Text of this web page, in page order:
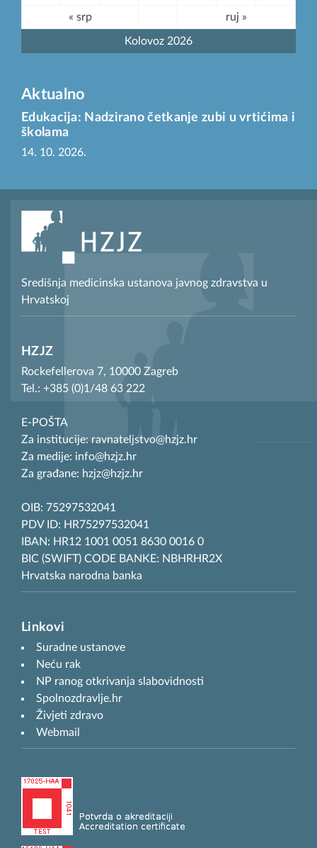
Kolovoz 2026
« srp ruj »
Aktualno
Edukacija: Nadzirano četkanje zubi u vrtićima i
školama
14. 10. 2026.
Središnja medicinska ustanova javnog zdravstva u
Hrvatskoj
HZJZ
Rockefellerova 7, 10000 Zagreb
Tel.: +385 (0)1/48 63 222
E-POŠTA
Za institucije: ravnateljstvo@hzjz.hr
Za medije: info@hzjz.hr
Za građane: hzjz@hzjz.hr
OIB: 75297532041
PDV ID: HR75297532041
IBAN: HR12 1001 0051 8630 0016 0
BIC (SWIFT) CODE BANKE: NBHRHR2X
Hrvatska narodna banka
Linkovi
Suradne ustanove
Neću rak
NP ranog otkrivanja slabovidnosti
Spolnozdravlje.hr
Živjeti zdravo
Webmail